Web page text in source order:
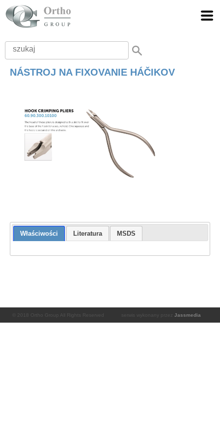
NÁSTROJ NA FIXOVANIE HÁČIKOV
Właściwości Literatura MSDS
© 2018 Ortho Group All Rights Reserved serwis wykonany przez Jassmedia